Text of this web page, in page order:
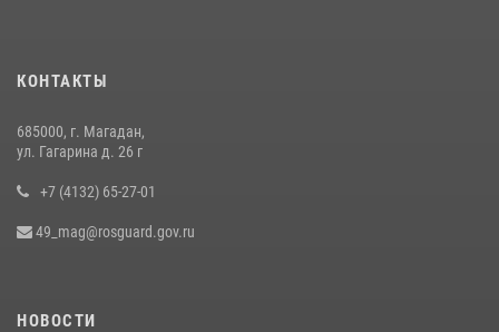
КОНТАКТЫ
685000, г. Магадан,
ул. Гагарина д. 26 г
+7 (4132) 65-27-01
49_mag@rosguard.gov.ru
НОВОСТИ